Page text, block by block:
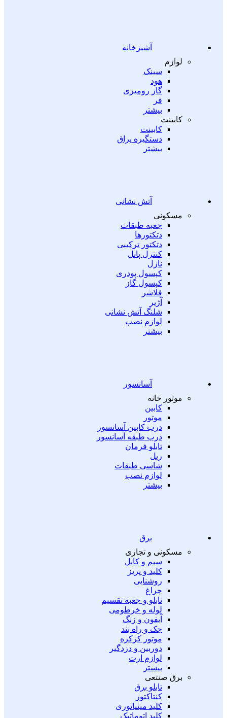
آشپزخانه
لوازم
سینک
هود
گاز رومیزی
فر
بیشتر
کابینت
کابینت
دستگیره یراق
بیشتر
آتش نشانی
مسکونی
جعبه طبقات
دتکتورها
دتکتور ترکیبی
کنترل پانل
نازل
کپسول پودری
کپسول گاز
فلاشر
آژیر
شلنگ آتش نشانی
لوازم نصب
بیشتر
آسانسور
موتور خانه
کابین
موتور
درب کابین آسانسور
درب طبقه آسانسور
تابلو فرمان
ریل
شاسی طبقات
لوازم نصب
بیشتر
برق
مسکونی و تجاری
سیم و کابل
کلید و پریز
روشنایی
چراغ
تابلو و جعبه تقسیم
لوله و خرطومی
آیفون و زنگ
جک و راه بند
موتور کرکره
دوربین و دزدگیر
لوازم ارت
بیشتر
برق صنتعی
تابلو برق
کنتاکتور
کلید مینیاتوری
کلید اتوماتیک